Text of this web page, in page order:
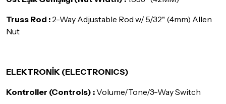
Truss Rod : 2-Way Adjustable Rod w/ 5/32" (4mm) Allen
Nut
ELEKTRONİK (ELECTRONICS)
Kontroller (Controls) :Volume/Tone/3-Way Switch